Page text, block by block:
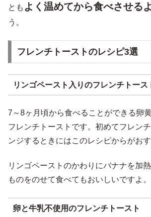
とも よく温めてから食べさせる
う。
フレンチトーストのレシピ3選
リンゴペースト入りのフレンチトース
7～8ヶ月頃から食べることができる卵
フレンチトーストです。初めてフレン
ンジするときにはこのレシピからがおす
リンゴペーストのかわりにバナナを加
ものをのせて食べてもおいしいですよ。
卵と牛乳不使用のフレンチトースト